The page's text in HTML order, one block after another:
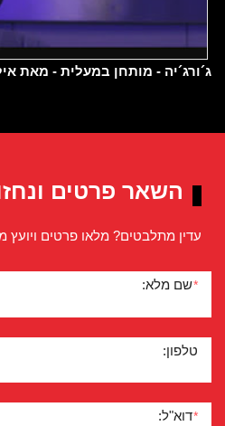
ג´ורג´יה - מותחן במעלית - מאת
השאר פרטים
עדין מתלבטים? מלאו פרטים ויועץ
*שם מלא:
טלפון:
*דוא"ל: